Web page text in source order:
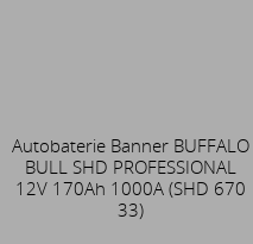
Autobaterie Banner BUFFALO
BULL SHD PROFESSIONAL
12V 170Ah 1000A (SHD 670
33)